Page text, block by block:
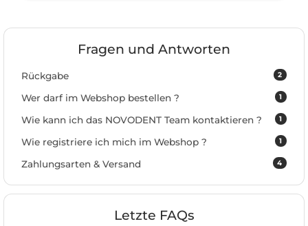
Fragen und Antworten
2
Rückgabe
1
Wer darf im Webshop bestellen ?
1
Wie kann ich das NOVODENT Team kontaktieren ?
1
Wie registriere ich mich im Webshop ?
4
Zahlungsarten & Versand
Letzte FAQs